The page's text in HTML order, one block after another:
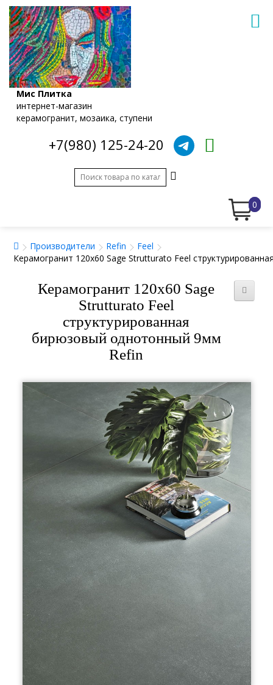
Мис Плитка
интернет-магазин
керамогранит, мозаика, ступени
+7(980) 125-24-20
0
Производители Refin
Feel
Керамогранит 120x60 Sage Strutturato Feel
Керамогранит 120x60 Sage
Strutturato Feel
структурированная
бирюзовый однотонный 9мм
Refin